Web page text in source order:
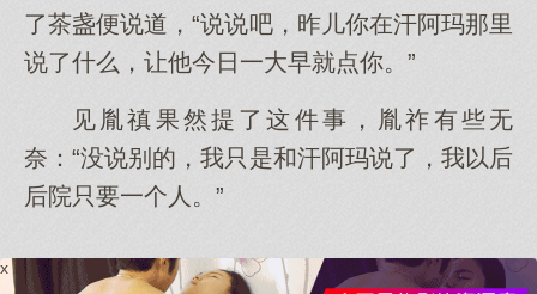
了茶盏便说道，“说说吧，昨儿你在汗阿玛那里
说了什么，让他今日一大早就点你。”
见胤禛果然提了这件事，胤祚有些无
奈：“没说别的，我只是和汗阿玛说了，我以后
后院只要一个人。”
x